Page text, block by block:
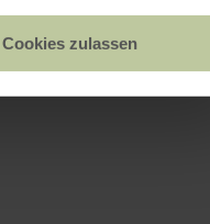
Cookies zulassen